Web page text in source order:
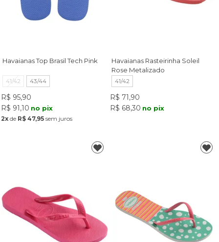
Havaianas Top Brasil Tech Pink
41/42 43/44
R$ 95,90
R$ 91,10 no pix
2xde R$ 47,95sem juros
Havaianas Rasteirinha Soleil
Rose Metalizado
41/42
R$ 71,90
R$ 68,30 no pix